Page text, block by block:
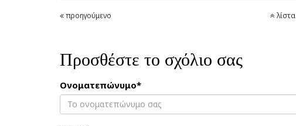
προηγούμενο λίστα
Προσθέστε το σχόλιο σας
Ονοματεπώνυμο*